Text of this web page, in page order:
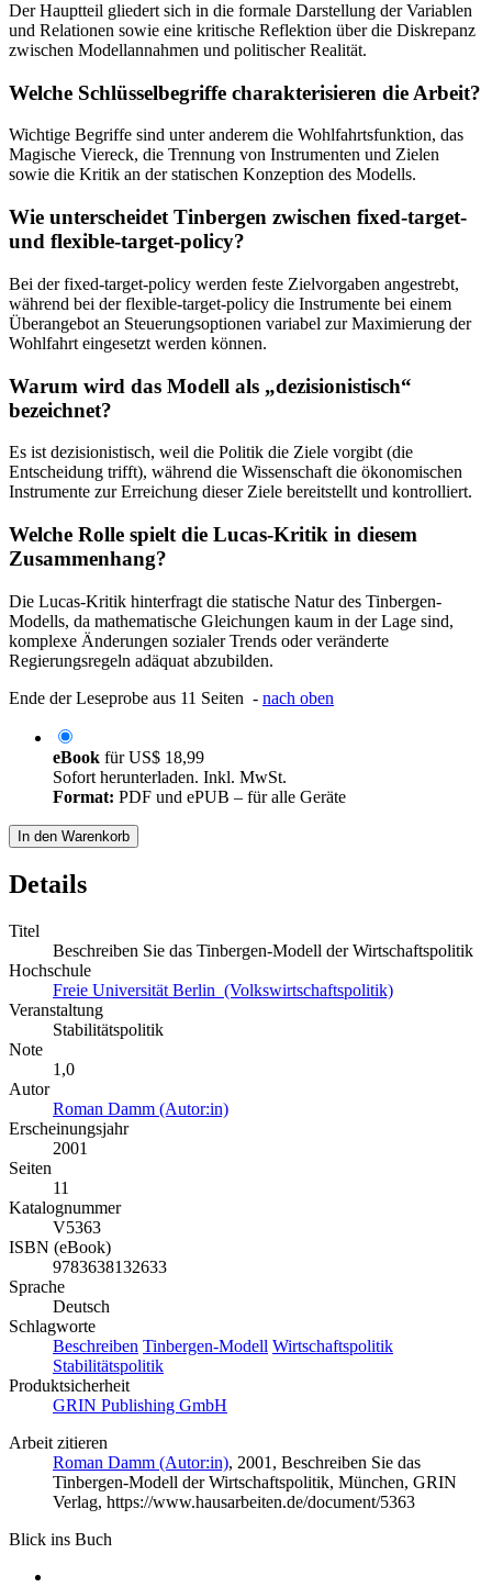
Der Hauptteil gliedert sich in die formale Darstellung der Variablen
und Relationen sowie eine kritische Reflektion über die Diskrepanz
zwischen Modellannahmen und politischer Realität.
Welche Schlüsselbegriffe charakterisieren die Arbeit?
Wichtige Begriffe sind unter anderem die Wohlfahrtsfunktion, das
Magische Viereck, die Trennung von Instrumenten und Zielen
sowie die Kritik an der statischen Konzeption des Modells.
Wie unterscheidet Tinbergen zwischen fixed-target-
und flexible-target-policy?
Bei der fixed-target-policy werden feste Zielvorgaben angestrebt,
während bei der flexible-target-policy die Instrumente bei einem
Überangebot an Steuerungsoptionen variabel zur Maximierung der
Wohlfahrt eingesetzt werden können.
Warum wird das Modell als „dezisionistisch“
bezeichnet?
Es ist dezisionistisch, weil die Politik die Ziele vorgibt (die
Entscheidung trifft), während die Wissenschaft die ökonomischen
Instrumente zur Erreichung dieser Ziele bereitstellt und kontrolliert.
Welche Rolle spielt die Lucas-Kritik in diesem
Zusammenhang?
Die Lucas-Kritik hinterfragt die statische Natur des Tinbergen-
Modells, da mathematische Gleichungen kaum in der Lage sind,
komplexe Änderungen sozialer Trends oder veränderte
Regierungsregeln adäquat abzubilden.
Ende der Leseprobe aus 11 Seiten - nach oben
eBook fürUS$ 18,99
Sofort herunterladen. Inkl. MwSt.
Format: PDF und ePUB – für alle Geräte
In den Warenkorb
Details
Titel
Beschreiben Sie das Tinbergen-Modell der Wirtschaftspolitik
Hochschule
Freie Universität Berlin (Volkswirtschaftspolitik)
Veranstaltung
Stabilitätspolitik
Note
1,0
Autor
Roman Damm (Autor:in)
Erscheinungsjahr
2001
Seiten
11
Katalognummer
V5363
ISBN (eBook)
9783638132633
Sprache
Deutsch
Schlagworte
Beschreiben Tinbergen-Modell Wirtschaftspolitik
Stabilitätspolitik
Produktsicherheit
GRIN Publishing GmbH
Arbeit zitieren
Roman Damm (Autor:in), 2001, Beschreiben Sie das
Tinbergen-Modell der Wirtschaftspolitik, München, GRIN
Verlag, https://www.hausarbeiten.de/document/5363
Blick ins Buch